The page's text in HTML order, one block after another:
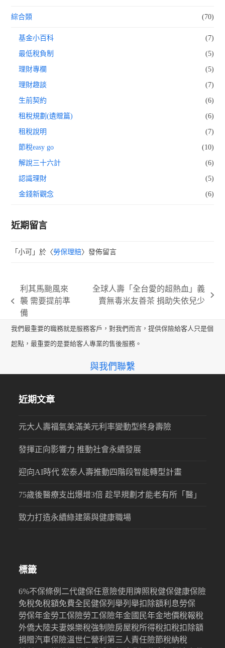
綜合類 (70)
基金小百科 (7)
最低稅負制 (5)
理財專欄 (5)
理財趣談 (7)
生前契約 (6)
租稅規劃(遺贈篇) (6)
租稅說明 (7)
節稅easy go (10)
解說三十六計 (6)
認識理財 (5)
金錢新觀念 (6)
近期留言
「小可 」於〈勞保理賠〉發佈留言
previous
post:
利其馬颱風來
襲 需要提前準
備
next
全球人壽「全台愛的超熱血」義
賣無毒米友善茶 捐助失依兒少
我們最重要的職務就是服務客戶，對我們而言，提供保險給客人只是個
起點，最重要的是要給客人專業的售後服務。
與我們聯繫
近期文章
元大人壽福氣美滿美元利率變動型終身壽險
發揮正向影響力 推動社會永續發展
迎向AI時代 宏泰人壽推動四階段智能轉型計畫
75歲後醫療支出爆增3倍 趁早規劃才能老有所「醫」
致力打造永續綠建築與健康職場
標籤
6%不保條例 二代健保任意險使用牌照稅健保健康保險
免稅免稅額免費全民健保列舉列舉扣除額利息勞保
勞保年金勞工保險勞工保險年金國民年金地價稅報稅
外僑大陸夫妻娛樂稅強制險房屋稅所得稅扣稅扣除額
捐贈汽車保險溫世仁營利 第三人責任險節稅納稅